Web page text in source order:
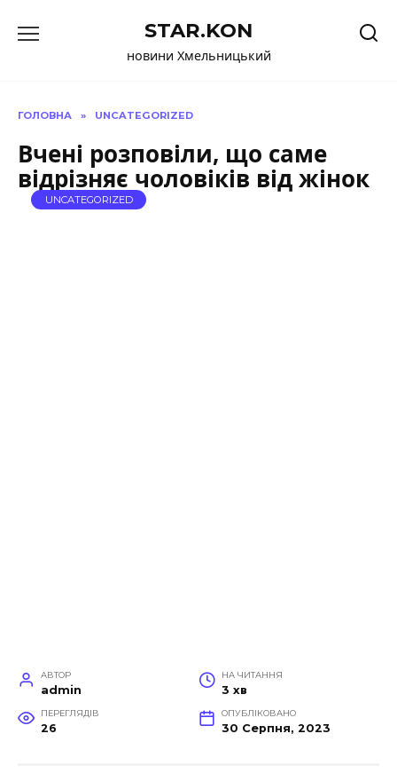
до
STAR.KON
новини Хмельницький
ГОЛОВНА » UNCATEGORIZED
Вчені розповіли, що саме
відрізняє чоловіків від жінок
UNCATEGORIZED
АВТОР
admin
НА ЧИТАННЯ
3 хв
ПЕРЕГЛЯДІВ
26
ОПУБЛІКОВАНО
30 Серпня, 2023